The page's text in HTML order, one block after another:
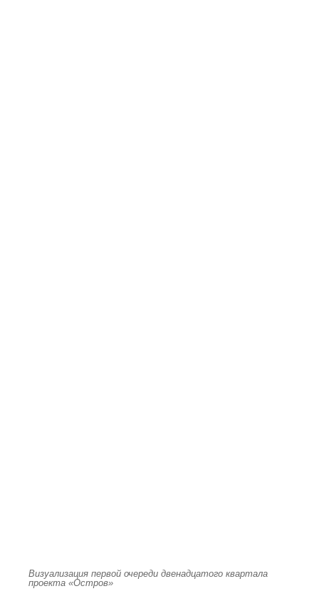
Визуализация первой очереди двенадцатого квартала
проекта «Остров»